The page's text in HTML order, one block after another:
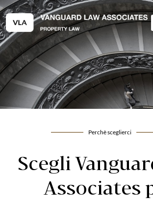
Vai
al
contenuto
Perchè sceglierci
Scegli
Associates